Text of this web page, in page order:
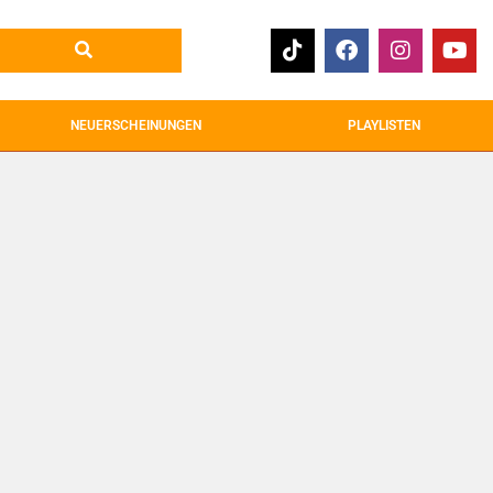
NEUERSCHEINUNGEN PLAYLISTEN